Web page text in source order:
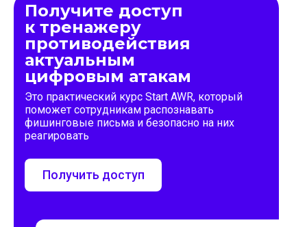
Получите доступ
к тре­нажеру
противодействия
актуальным
цифровым атакам
Это практический курс Start AWR, который
поможет сотрудникам распознавать
фишинговые письма и безопасно на них
реагировать
Получить доступ